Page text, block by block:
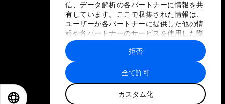
信、データ解析の各パートナーに情報を共
有しています。ここで収集された情報は、
ユーザーが各パートナーに提供した他の情
報や各パートナーのサービスを使用した際
に収集された情報と組み合わされ、各パー
トナーによって使用されることがありま
す。
全て許可
カスタム化
拒否
プライバシーポリシーと利用規約
サイトマップ
©
世界経済フォーラム